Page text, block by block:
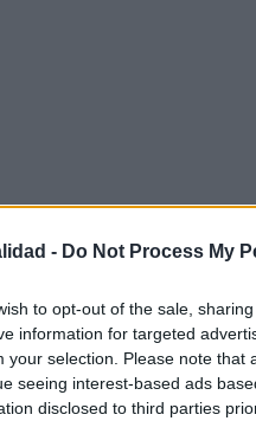
- Do Not Process My
to opt-out of the sale,
information for targeted
your selection. Please note
seeing interest-based ads
disclosed to third parties